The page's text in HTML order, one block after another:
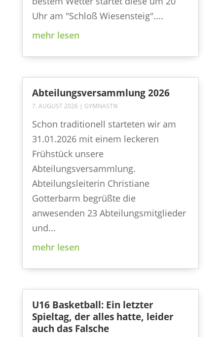
Uhr am "Schloß Wiesensteig"....
mehr lesen
Abteilungsversammlung 2026
7. AUGUST 2026 | GYMNASTIK
Schon traditionell starteten wir am
31.01.2026 mit einem leckeren
Frühstück unsere
Abteilungsversammlung.
Abteilungsleiterin Christiane
Gotterbarm begrüßte die
anwesenden 23 Abteilungsmitglieder
und...
mehr lesen
U16 Basketball: Ein letzter
Spieltag, der alles hatte, leider
auch das Falsche